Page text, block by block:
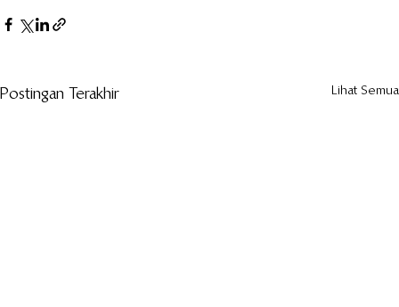
Postingan Terakhir Lihat Semua